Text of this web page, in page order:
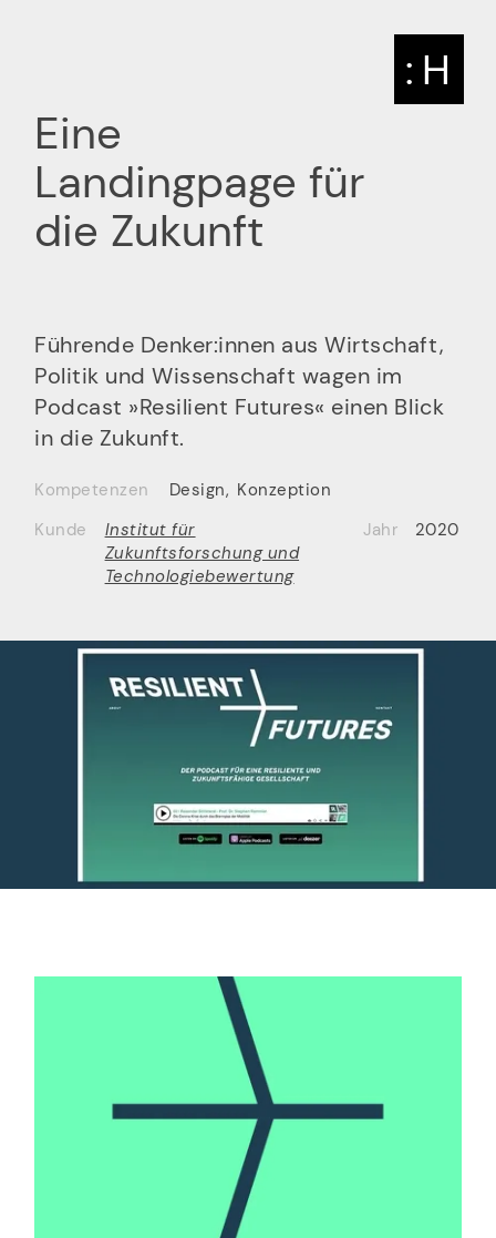
: H
Kompetenzen Design, Konzeption
Jahr
2020
Kunde
Institut für
Zukunftsforschung und
Technologiebewertung
Eine
Landingpage für
die Zukunft
Führende Denker:innen aus Wirtschaft,
Politik und Wissenschaft wagen im
Podcast »Resilient Futures« einen Blick
in die Zukunft.